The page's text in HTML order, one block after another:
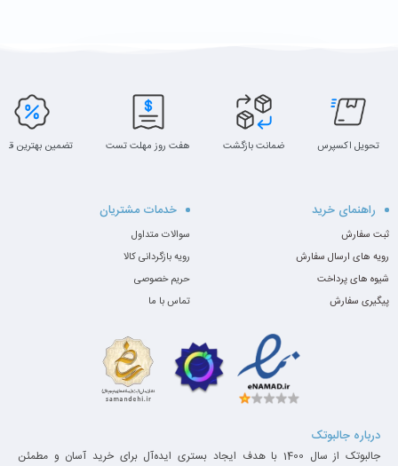
تحویل اکسپرس ضمانت بازگشت هفت روز مهلت تست تضمین بهترین
راهنمای خرید
ثبت سفارش
رویه های ارسال سفارش
شیوه های پرداخت
پیگیری سفارش
خدمات مشتریان
سوالات متداول
رویه بازگردانی کالا
حریم خصوصی
تماس با ما
درباره جالبوتک
جالبوتک از سال 1400 با هدف ایجاد بستری ایده‌آل برای خرید آسان و مطمئن